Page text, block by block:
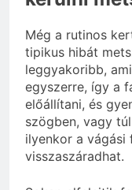
Még a rutinos
tipikus hibát
leggyakoribb,
egyszerre, így a
előállítani, és
szögben, vagy
ilyenkor a vágási
visszaszáradhat.